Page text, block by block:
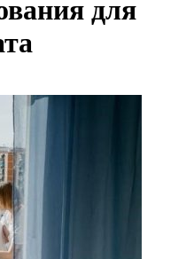
для